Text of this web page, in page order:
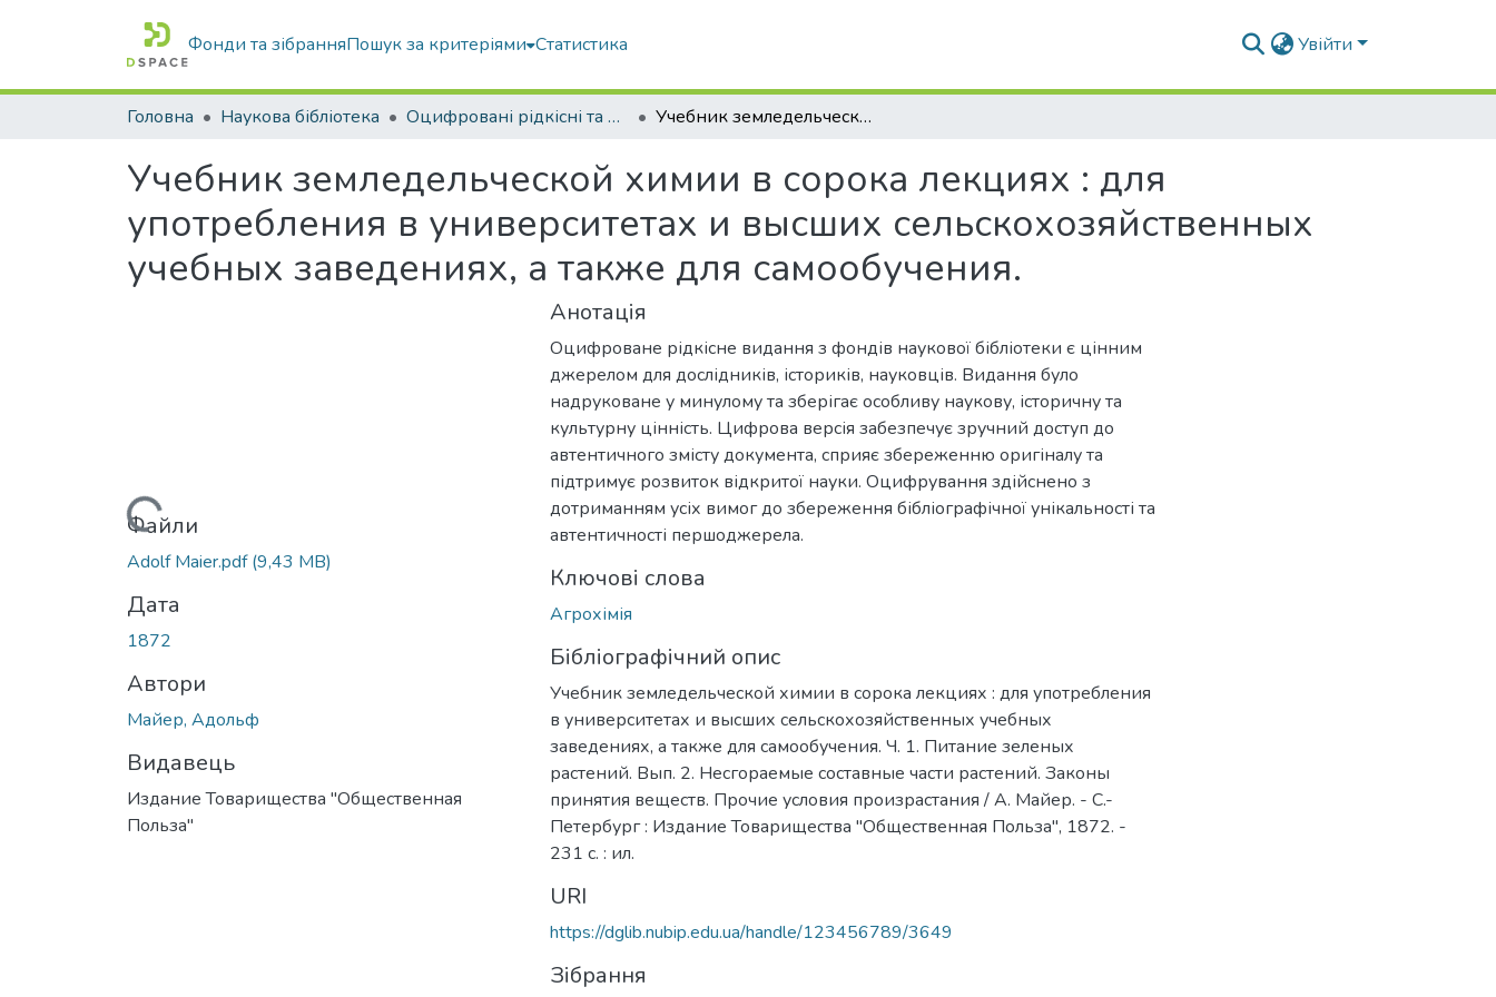
Фонди та зібранняПошук за критеріями Статистика Увійти
Головна Наукова бібліотека Оцифровані рідкісні та цінні видання з фонду наукової бібліотеки Учебник земледельческой химии в сорока лекциях : для употребления в университетах и высших сельскохозяйственных учебных заведениях, а также для самообучения.
Учебник земледельческой химии в сорока лекциях : для
употребления в университетах и высших сельскохозяйственных
учебных заведениях, а также для самообучения.
Вантажиться...
Файли
Adolf Maier.pdf(9,43 MB)
Дата
1872
Автори
Майер, Адольф
Видавець
Издание Товарищества "Общественная
Польза"
Анотація
Оцифроване рідкісне видання з фондів наукової бібліотеки є цінним
джерелом для дослідників, істориків, науковців. Видання було
надруковане у минулому та зберігає особливу наукову, історичну та
культурну цінність. Цифрова версія забезпечує зручний доступ до
автентичного змісту документа, сприяє збереженню оригіналу та
підтримує розвиток відкритої науки. Оцифрування здійснено з
дотриманням усіх вимог до збереження бібліографічної унікальності та
автентичності першоджерела.
Ключові слова
Агрохімія
Бібліографічний опис
Учебник земледельческой химии в сорока лекциях : для употребления
в университетах и высших сельскохозяйственных учебных
заведениях, а также для самообучения. Ч. 1. Питание зеленых
растений. Вып. 2. Несгораемые составные части растений. Законы
принятия веществ. Прочие условия произрастания / А. Майер. - С.-
Петербург : Издание Товарищества "Общественная Польза", 1872. -
231 с. : ил.
URI
https://dglib.nubip.edu.ua/handle/123456789/3649
Зібрання